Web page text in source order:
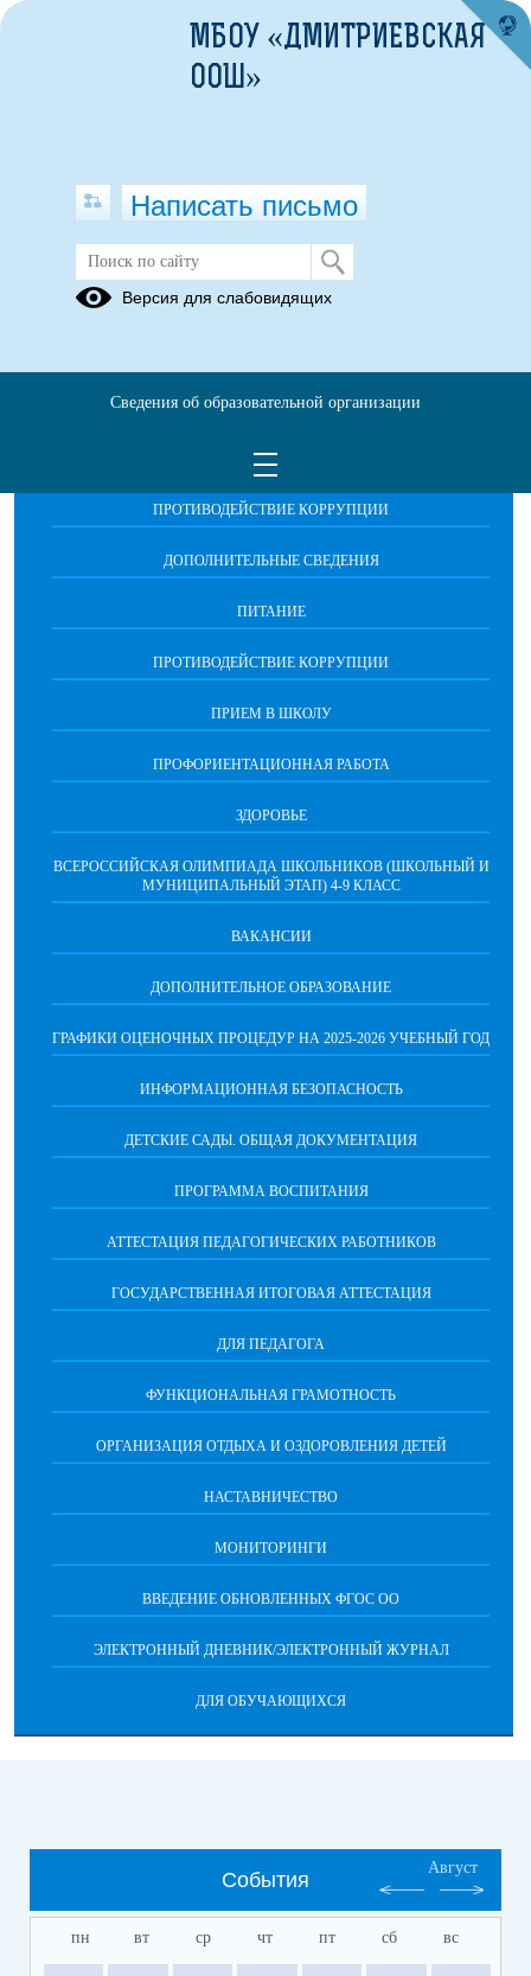
Публикации за Июнь 2026
ОБРАЩЕНИЯ ГРАЖДАН
ПРОТИВОДЕЙСТВИЕ КОРРУПЦИИ
ДОПОЛНИТЕЛЬНЫЕ СВЕДЕНИЯ
ПИТАНИЕ
ПРОТИВОДЕЙСТВИЕ КОРРУПЦИИ
ПРИЕМ В ШКОЛУ
ПРОФОРИЕНТАЦИОННАЯ РАБОТА
ЗДОРОВЬЕ
ВСЕРОССИЙСКАЯ ОЛИМПИАДА ШКОЛЬНИКОВ (ШКОЛЬНЫЙ И
МУНИЦИПАЛЬНЫЙ ЭТАП) 4-9 КЛАСС
ВАКАНСИИ
ДОПОЛНИТЕЛЬНОЕ ОБРАЗОВАНИЕ
ГРАФИКИ ОЦЕНОЧНЫХ ПРОЦЕДУР НА 2025-2026 УЧЕБНЫЙ ГОД
ИНФОРМАЦИОННАЯ БЕЗОПАСНОСТЬ
ДЕТСКИЕ САДЫ. ОБЩАЯ ДОКУМЕНТАЦИЯ
ПРОГРАММА ВОСПИТАНИЯ
АТТЕСТАЦИЯ ПЕДАГОГИЧЕСКИХ РАБОТНИКОВ
ГОСУДАРСТВЕННАЯ ИТОГОВАЯ АТТЕСТАЦИЯ
ДЛЯ ПЕДАГОГА
ФУНКЦИОНАЛЬНАЯ ГРАМОТНОСТЬ
ОРГАНИЗАЦИЯ ОТДЫХА И ОЗДОРОВЛЕНИЯ ДЕТЕЙ
НАСТАВНИЧЕСТВО
МОНИТОРИНГИ
ВВЕДЕНИЕ ОБНОВЛЕННЫХ ФГОС ОО
ЭЛЕКТРОННЫЙ ДНЕВНИК/ЭЛЕКТРОННЫЙ ЖУРНАЛ
ДЛЯ ОБУЧАЮЩИХСЯ
События
Август
пн вт ср чт пт сб вс
МБОУ «ДМИТРИЕВСКАЯ
ООШ»
Написать письмо
Версия для слабовидящих
Сведения об образовательной организации